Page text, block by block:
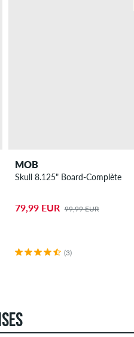
MOB
Skull 8.125" Board-Complète
79,99 EUR 99,99 EUR
(3)